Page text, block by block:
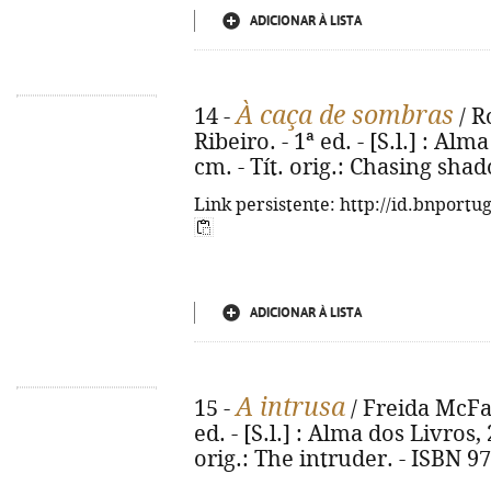
ADICIONAR À LISTA
14 -À caça de sombras /
Ribeiro. - 1ª ed. - [S.l.] :
cm. - Tít. orig.: Chasing
Link persistente: http://
ADICIONAR À LISTA
15 -A intrusa / Freida
ed. - [S.l.] : Alma dos Livros,
orig.: The intruder. - ISBN